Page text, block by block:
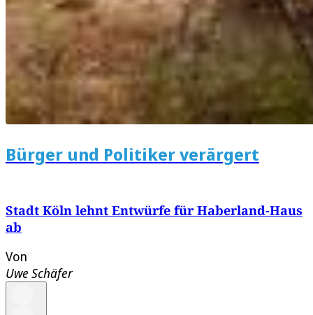
Bürger und Politiker verärgert
Stadt Köln lehnt Entwürfe für Haberland-Haus
ab
Von
Uwe Schäfer